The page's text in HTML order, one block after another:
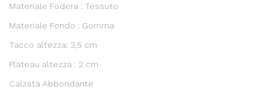
Materiale Fodera : Tessuto
Materiale Fondo : Gomma
Tacco altezza: 3,5 cm
Plateau altezza : 2 cm
Calzata Abbondante